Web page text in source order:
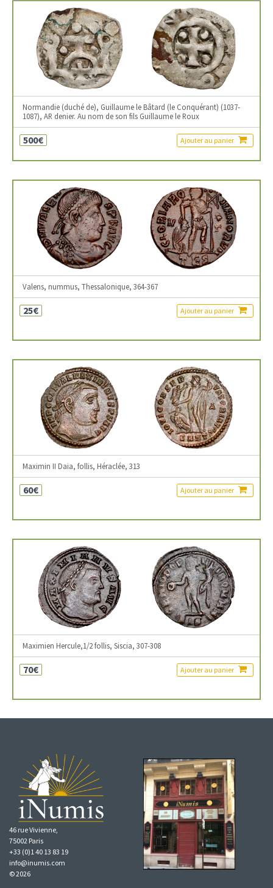
Normandie (duché de), Guillaume le Bâtard (le Conquérant) (1037-
1087), AR denier. Au nom de son fils Guillaume le Roux
500€ Ajouter au panier
Valens, nummus, Thessalonique, 364-367
25€ Ajouter au panier
Maximin II Daia, follis, Héraclée, 313
60€ Ajouter au panier
Maximien Hercule,1/2 follis, Siscia, 307-308
70€ Ajouter au panier
46 rue Vivienne,
75002 Paris
+33 (0)1 40 13 83 19
info@inumis.com
© 2026